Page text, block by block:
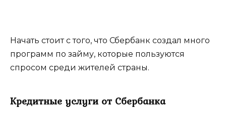
Начать стоит с того, что Сбербанк создал много
программ по займу, которые пользуются
спросом среди жителей страны.
Кредитные услуги от Сбербанка